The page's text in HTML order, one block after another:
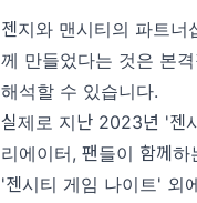
젠지와 맨시티의 파트
께 만들었다는 것은 본
해석할 수 있습니다.
실제로 지난 2023년 '젠
리에이터, 팬들이 함께
'젠시티 게임 나이트' 외